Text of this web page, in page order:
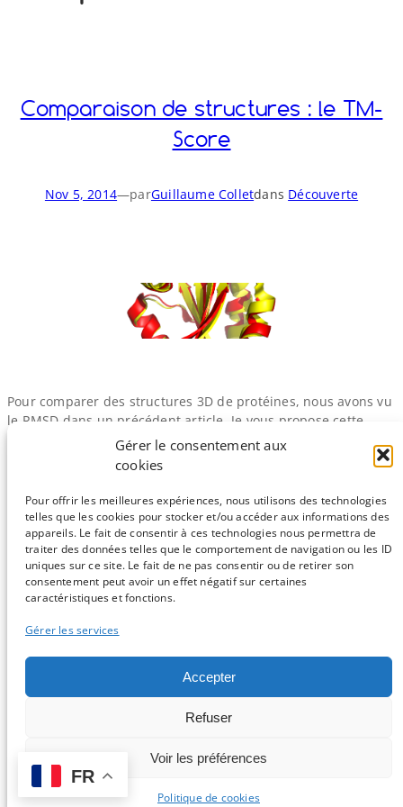
Gérer le consentement aux
cookies
Pour offrir les meilleures expériences, nous utilisons des technologies
telles que les cookies pour stocker et/ou accéder aux informations des
appareils. Le fait de consentir à ces technologies nous permettra de
traiter des données telles que le comportement de navigation ou les ID
uniques sur ce site. Le fait de ne pas consentir ou de retirer son
consentement peut avoir un effet négatif sur certaines
caractéristiques et fonctions.
Gérer les services
Accepter
Refuser
Voir les préférences
Politique de cookies
Comparaison de structures : le TM-​
Score
Nov 5, 2014—parGuillaume Colletdans Découverte
Pour comparer des structures 3D de protéines, nous avons vu
le RMSD dans un précédent article. Je vous propose cette
semaine de parler du TM-​Score décrit par Zhang et Skolnick
en 2004. Les bases Le TM-​Score a été développé afin de
de la compétition CASP5. Le but…
Sauf mention contraire, tous les articles du blog sont sous licence
Vous souhaitez participer ?
Contactez nous !
Logo et design par Isabelle Stévant & Gwenaelle Lemoine -
Politique de confidentialité
FR